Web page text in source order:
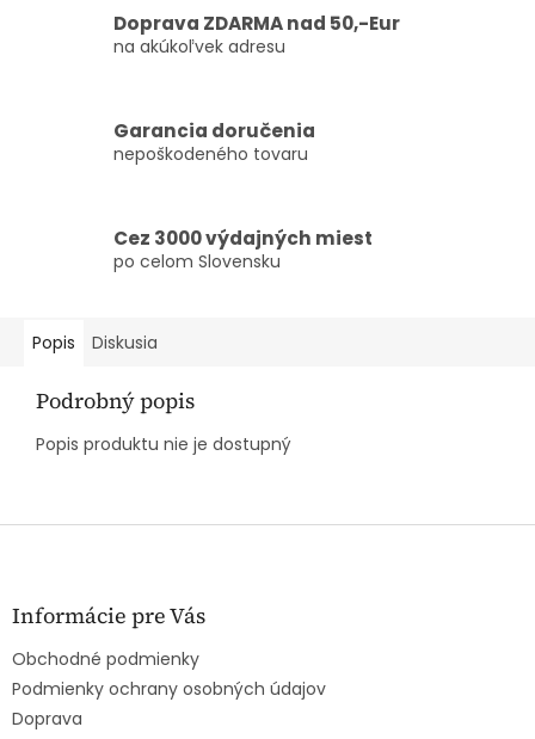
Doprava ZDARMA nad 50,-Eur
na akúkoľvek adresu
Garancia doručenia
nepoškodeného tovaru
Cez 3000 výdajných miest
po celom Slovensku
Popis Diskusia
Podrobný popis
Popis produktu nie je dostupný
Z
Informácie pre Vás
Obchodné podmienky
Podmienky ochrany osobných údajov
Doprava